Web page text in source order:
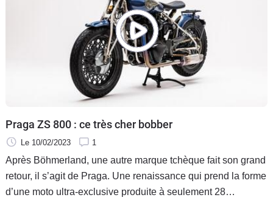
Praga ZS 800 : ce très cher bobber
Le 10/02/2023 1
Après Böhmerland, une autre marque tchèque fait son grand
retour, il s’agit de Praga. Une renaissance qui prend la forme
d’une moto ultra-exclusive produite à seulement 28